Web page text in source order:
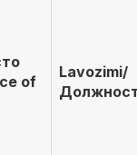
of
Lavozimi/